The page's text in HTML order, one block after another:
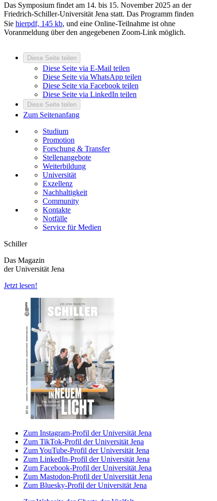
Das Symposium findet am 14. bis 15. November 2025 an der
Friedrich-Schiller-Universität Jena statt. Das Programm finden
Sie hierpdf, 145 kb, und eine Online-Teilnahme ist ohne
Voranmeldung über den angegebenen Zoom-Link möglich.
Diese Seite teilen
Diese Seite via E-Mail teilen
Diese Seite via WhatsApp teilen
Diese Seite via Facebook teilen
Diese Seite via LinkedIn teilen
Diese Seite teilen
Zum Seitenanfang
Studium
Promotion
Forschung & Transfer
Stellenangebote
Weiterbildung
Universität
Exzellenz
Nachhaltigkeit
Community
Kontakte
Notfälle
Service für Medien
Schiller
Das Magazin
der Universität Jena
Jetzt lesen!
Zum Instagram-Profil der Universität Jena
Zum TikTok-Profil der Universität Jena
Zum YouTube-Profil der Universität Jena
Zum LinkedIn-Profil der Universität Jena
Zum Facebook-Profil der Universität Jena
Zum Mastodon-Profil der Universität Jena
Zum Bluesky-Profil der Universität Jena